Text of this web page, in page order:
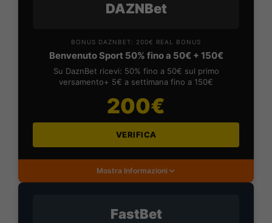
DAZNBet
BONUS DAZNBET: 200€ REAL BONUS
Benvenuto Sport 50% fino a 50€ + 150€
Su DaznBet ricevi: 50% fino a 50€ sul primo
versamento+ 5€ a settimana fino a 150€
200€
VERIFICA
Mostra Informazioni
FastBet